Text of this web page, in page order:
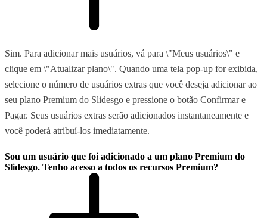
Sim. Para adicionar mais usuários, vá para \"Meus usuários\" e
clique em \"Atualizar plano\". Quando uma tela pop-up for exibida,
selecione o número de usuários extras que você deseja adicionar ao
seu plano Premium do Slidesgo e pressione o botão Confirmar e
Pagar. Seus usuários extras serão adicionados instantaneamente e
você poderá atribuí-los imediatamente.
Sou um usuário que foi adicionado a um plano Premium do
Slidesgo. Tenho acesso a todos os recursos Premium?